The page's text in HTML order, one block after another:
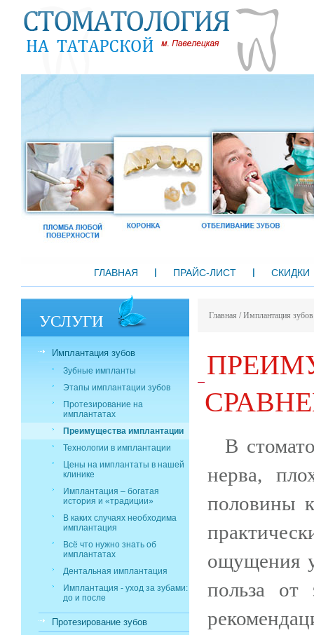
ГЛАВНАЯ ПРАЙС-ЛИСТ СКИДКИ
УСЛУГИ
Имплантация зубов
Зубные импланты
Этапы имплантации зубов
Протезирование на
имплантатах
Преимущества имплантации
Технологии в имплантации
Цены на имплантаты в нашей
клинике
Имплантация – богатая
история и «традиции»
В каких случаях необходима
имплантация
Всё что нужно знать об
имплантатах
Дентальная имплантация
Имплантация - уход за зубами:
до и после
Протезирование зубов
Главная /Имплантация зубов
В
нерва,
половины
ощущения
польза от